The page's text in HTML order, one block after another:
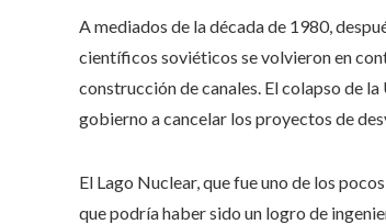
A mediados de la década de 1980,
científicos soviéticos se volvieron en
construcción de canales. El colapso de
gobierno a cancelar los proyectos de
El Lago Nuclear, que fue uno de los
que podría haber sido un logro de